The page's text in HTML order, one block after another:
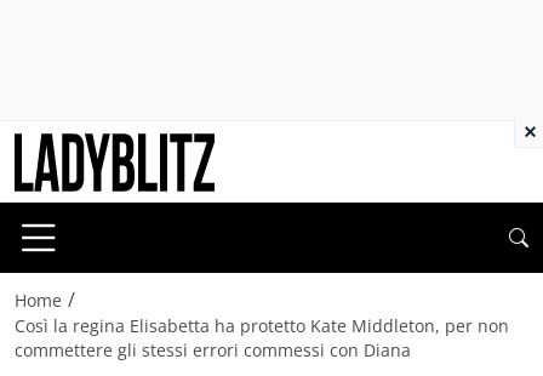
Home /
Così la regina Elisabetta ha protetto Kate Middleton, per non
commettere gli stessi errori commessi con Diana
×